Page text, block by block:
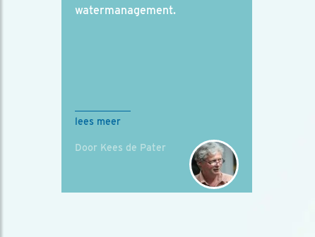
watermanagement.
lees meer
Door Kees de Pater